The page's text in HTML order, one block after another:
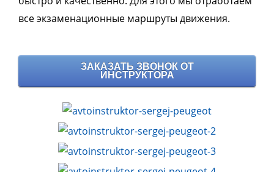
все экзаменационные маршруты движения.
ЗАКАЗАТЬ ЗВОНОК ОТ
ИНСТРУКТОРА